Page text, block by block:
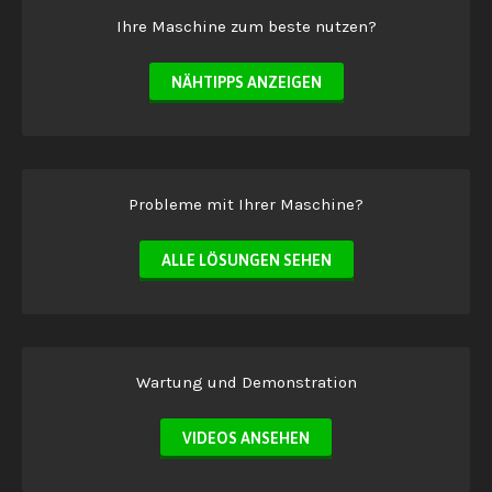
Ihre Maschine zum beste nutzen?
NÄHTIPPS ANZEIGEN
Probleme mit Ihrer Maschine?
ALLE LÖSUNGEN SEHEN
Wartung und Demonstration
VIDEOS ANSEHEN